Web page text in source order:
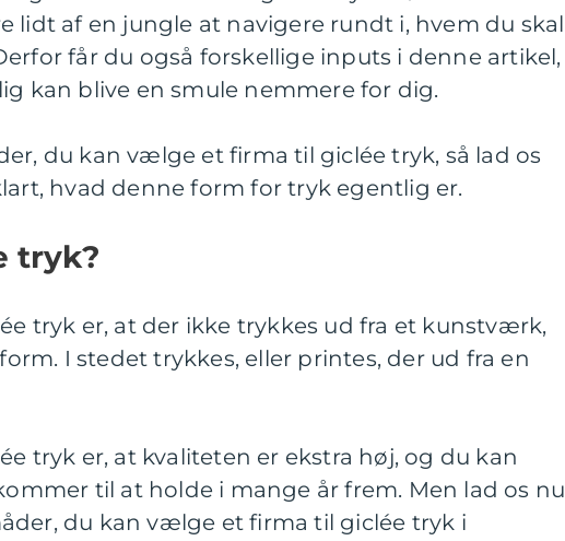
lidt af en jungle at navigere rundt i, hvem du skal
får du også forskellige inputs i denne artikel,
kan blive en smule nemmere for dig.
du kan vælge et firma til giclée tryk, så lad os
hvad denne form for tryk egentlig er.
tryk?
tryk er, at der ikke trykkes ud fra et kunstværk,
I stedet trykkes, eller printes, der ud fra en
tryk er, at kvaliteten er ekstra høj, og du kan
til at holde i mange år frem. Men lad os nu
du kan vælge et firma til giclée tryk i